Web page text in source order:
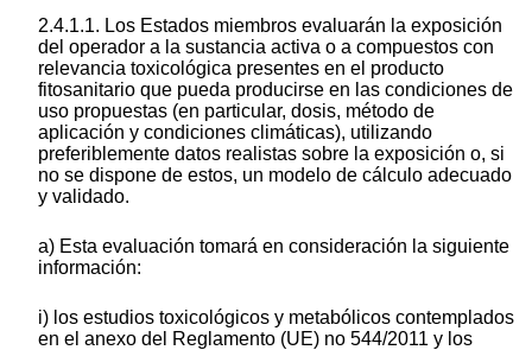
2.4.1.1. Los Estados miembros evaluarán la exposición
del operador a la sustancia activa o a compuestos con
relevancia toxicológica presentes en el producto
fitosanitario que pueda producirse en las condiciones de
uso propuestas (en particular, dosis, método de
aplicación y condiciones climáticas), utilizando
preferiblemente datos realistas sobre la exposición o, si
no se dispone de estos, un modelo de cálculo adecuado
y validado.
a) Esta evaluación tomará en consideración la siguiente
información:
i) los estudios toxicológicos y metabólicos contemplados
en el anexo del Reglamento (UE) no 544/2011 y los